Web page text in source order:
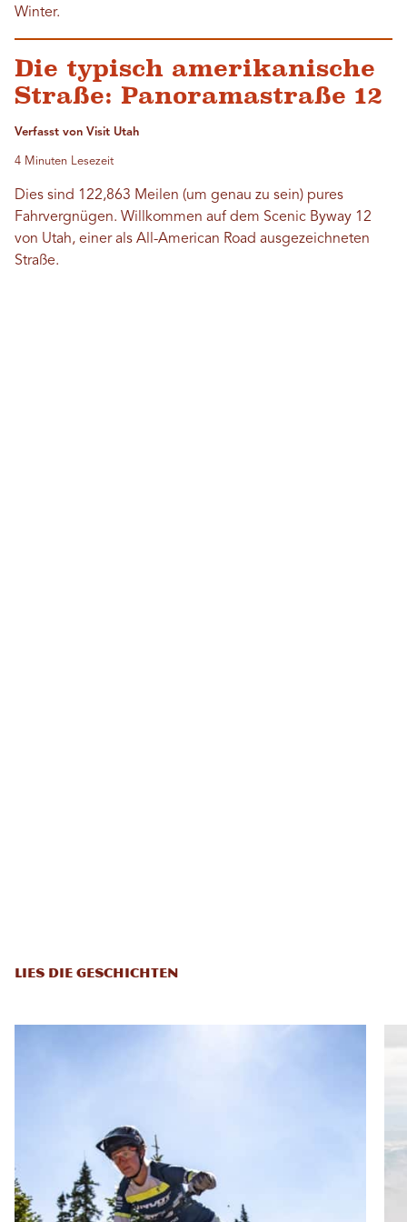
Winter.
Die typisch amerikanische
Straße: Panoramastraße 12
Verfasst von Visit Utah
4 Minuten Lesezeit
Dies sind 122,863 Meilen (um genau zu sein) pures
Fahrvergnügen. Willkommen auf dem Scenic Byway 12
von Utah, einer als All-American Road ausgezeichneten
Straße.
LIES DIE GESCHICHTEN